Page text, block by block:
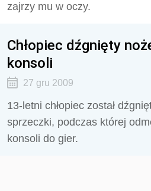
zajrzy mu w oczy.
Chłopiec dźgnięty
konsoli
27 gru 2009
13-letni chłopiec został
sprzeczki, podczas której
konsoli do gier.